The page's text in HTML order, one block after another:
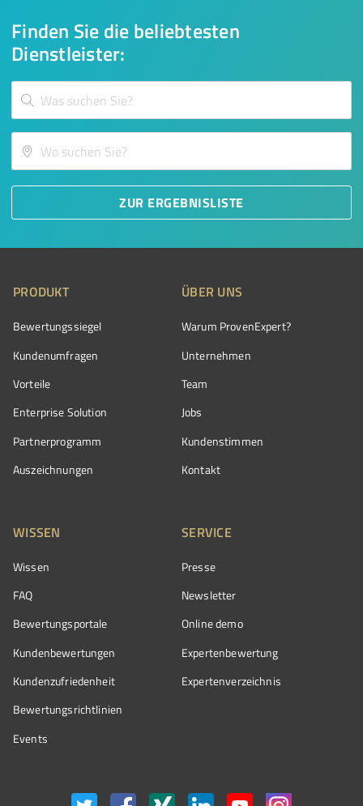
Finden Sie die beliebtesten
Dienstleister:
ZUR ERGEBNISLISTE
PRODUKT
Bewertungssiegel
Kundenumfragen
Vorteile
Enterprise Solution
Partnerprogramm
Auszeichnungen
ÜBER UNS
Warum ProvenExpert?
Unternehmen
Team
Jobs
Kundenstimmen
Kontakt
WISSEN
Wissen
FAQ
Bewertungsportale
Kundenbewertungen
Kundenzufriedenheit
Bewertungs­richtlinien
Events
SERVICE
Presse
Newsletter
Online demo
Expertenbewertung
Expertenverzeichnis